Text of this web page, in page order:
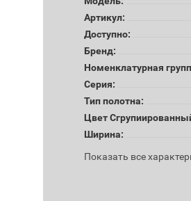
Артикул:
Доступно:
Бренд:
Номенклатурная
Серия:
Тип полотна:
Цвет
Ширина:
Показать все